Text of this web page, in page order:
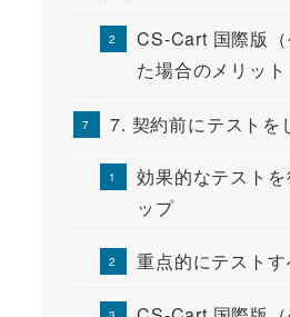
CS-Cart 国際版
た場合のメリット
7. 契約前にテストを
効果的なテスト
ップ
重点的にテスト